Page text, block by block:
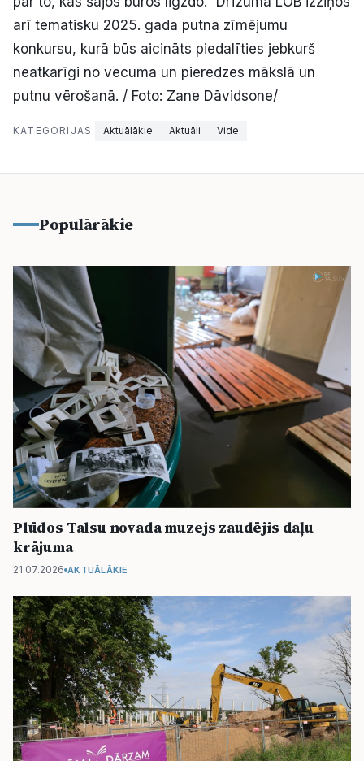
arī tematisku 2025. gada putna zīmējumu
konkursu, kurā būs aicināts piedalīties jebkurš
neatkarīgi no vecuma un pieredzes mākslā un
putnu vērošanā. / Foto: Zane Dāvidsone/
KATEGORIJAS: Aktuālākie Aktuāli Vide
Populārākie
Plūdos Talsu novada muzejs zaudējis daļu
krājuma
21.07.2026 AKTUĀLĀKIE